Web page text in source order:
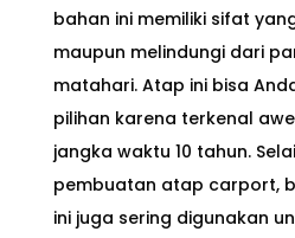
bahan ini memiliki sifat
maupun melindungi dari
matahari. Atap ini bisa
pilihan karena terkenal
jangka waktu 10 tahun.
pembuatan atap carport,
ini juga sering digunakan